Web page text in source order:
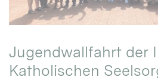
Jugendwallfahrt der
Katholischen